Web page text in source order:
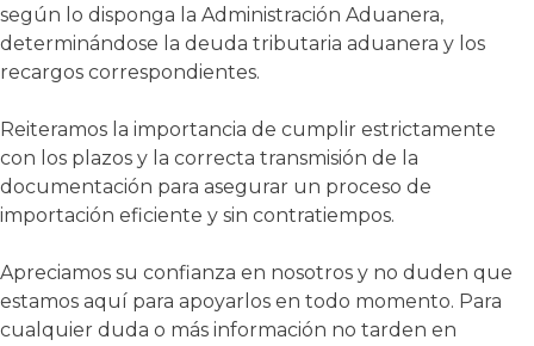
según lo disponga la Administración Aduanera,
determinándose la deuda tributaria aduanera y los
recargos correspondientes.
Reiteramos la importancia de cumplir estrictamente
con los plazos y la correcta transmisión de la
documentación para asegurar un proceso de
importación eficiente y sin contratiempos.
Apreciamos su confianza en nosotros y no duden que
estamos aquí para apoyarlos en todo momento. Para
cualquier duda o más información no tarden en